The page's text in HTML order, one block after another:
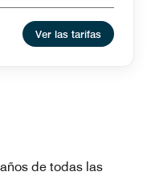
y bañera,
necesidades
con acceso para
Ver las tarifas
de todas las